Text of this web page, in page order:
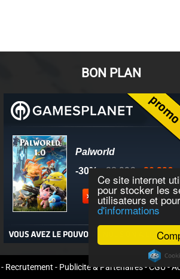
Ce site internet
pour stocker les
utilisateurs et
d'informations
BON PLAN
- Recrutement - Publicité & Partenaires-CGU-